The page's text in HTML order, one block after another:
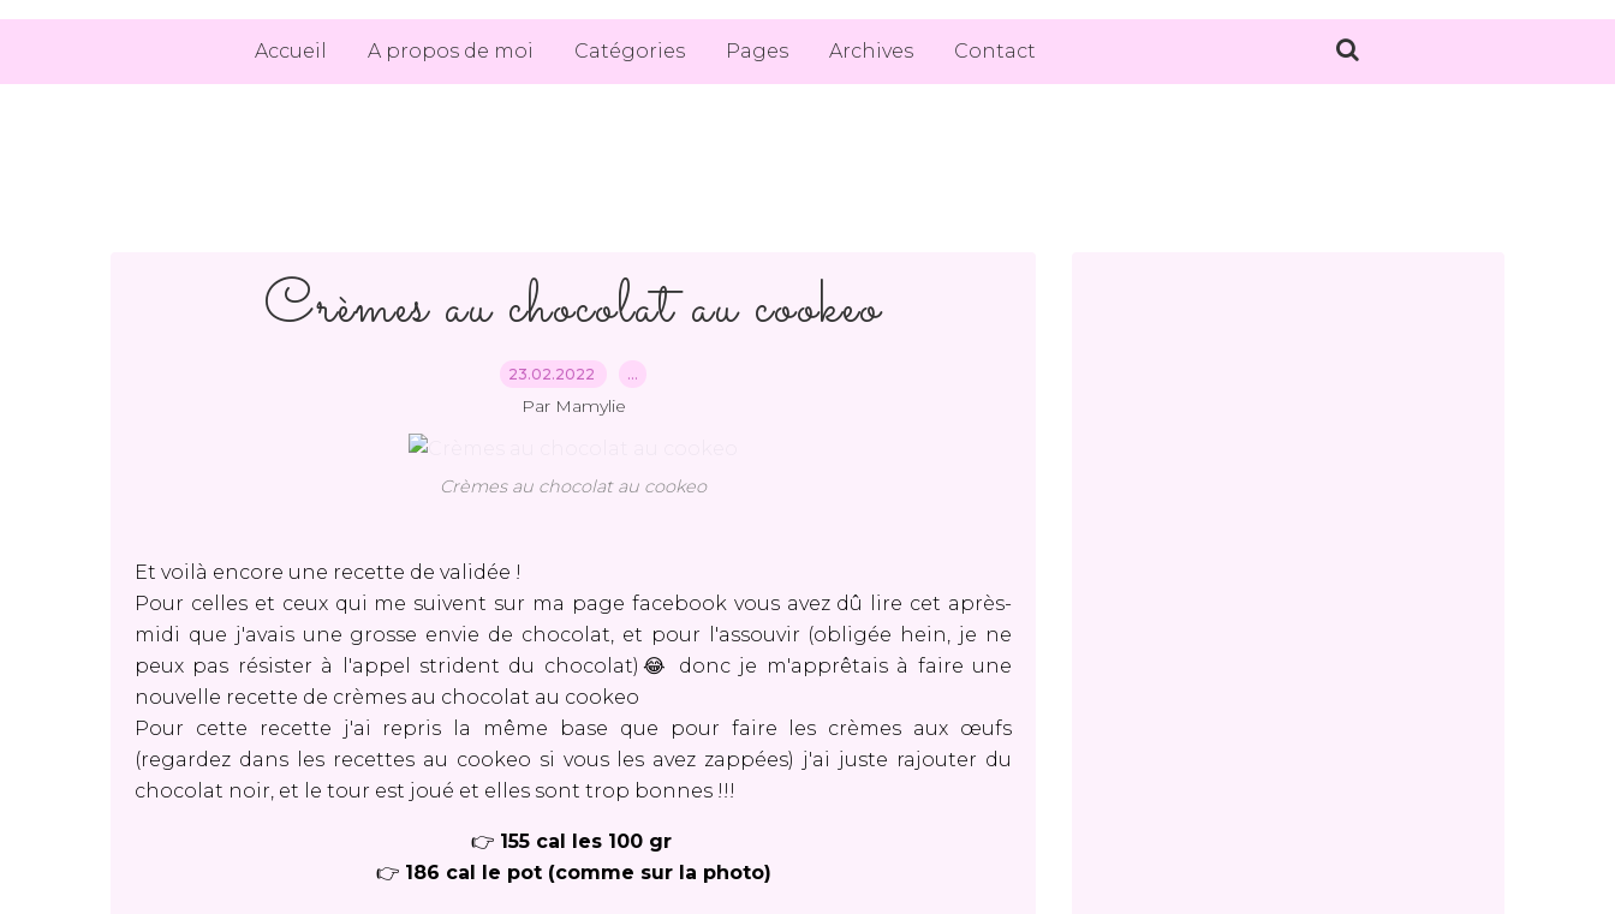
Accueil A propos de moi Catégories Pages Archives Contact
Crèmes au chocolat au cookeo
23.02.2022 …
Par Mamylie
Crèmes au chocolat au cookeo
Et voilà encore une recette de validée !
Pour celles et ceux qui me suivent sur ma page facebookvous avez dû lire cet après-
midi que j'avais une grosse envie de chocolat, et pour l'assouvir (obligée hein, je ne
peux pas résister à l'appel strident du chocolat)😂 donc je m'apprêtais à faire une
nouvelle recette de crèmes au chocolat au cookeo
Pour cette recette j'ai repris la même base que pour faire les crèmes aux œufs
(regardez dans
les recettes au cookeo si vous les avez zappées) j'ai juste rajouter du
chocolat noir, et le tour est joué et elles sont trop bonnes !!!
👉 155 cal les 100 gr
👉 186 cal le pot (comme sur la photo)